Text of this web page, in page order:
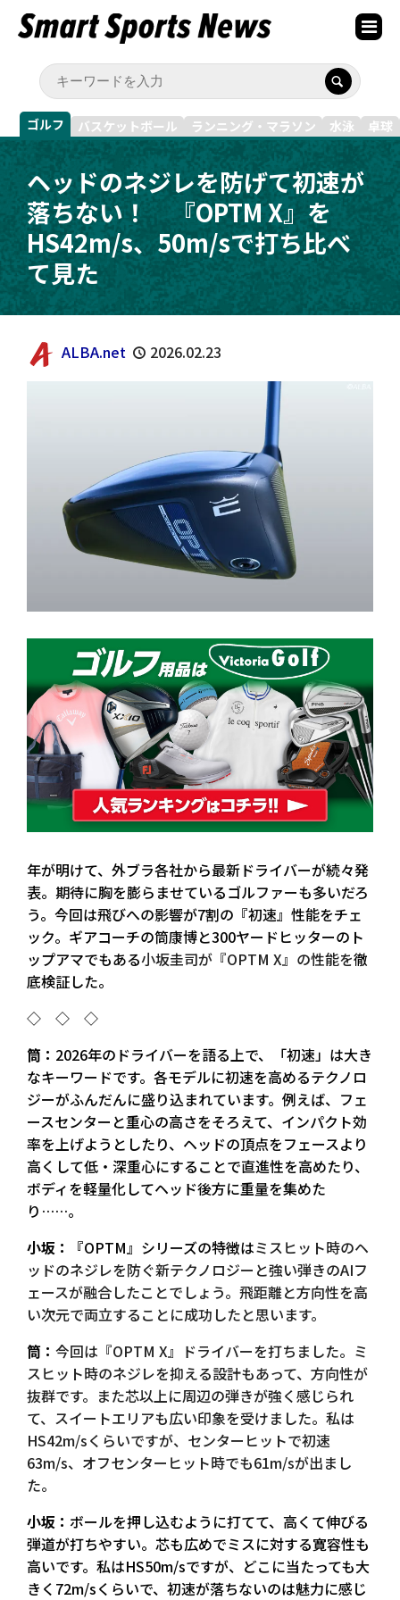
ゴルフ バスケットボール ランニング・マラソン 水泳 卓球
ヘッドのネジレを防げて初速が
落ちない！ 『OPTM X』を
HS42m/s、50m/sで打ち比べ
て見た
ALBA.net 2026.02.23
年が明けて、外ブラ各社から最新ドライバーが続々発
表。期待に胸を膨らませているゴルファーも多いだろ
う。今回は飛びへの影響が7割の『初速』性能をチェ
ック。ギアコーチの筒康博と300ヤードヒッターのト
ップアマでもある小坂圭司が『OPTM X』の性能を徹
底検証した。
◇ ◇ ◇
筒： 2026年のドライバーを語る上で、「初速」は大き
なキーワードです。各モデルに初速を高めるテクノロ
ジーがふんだんに盛り込まれています。例えば、フェ
ースセンターと重心の高さをそろえて、インパクト効
率を上げようとしたり、ヘッドの頂点をフェースより
高くして低・深重心にすることで直進性を高めたり、
ボディを軽量化してヘッド後方に重量を集めた
り……。
小坂：
『OPTM』シリーズの特徴はミスヒット時のヘ
ッドのネジレを防ぐ新テクノロジーと強い弾きのAIフ
ェースが融合したことでしょう。飛距離と方向性を高
い次元で両立することに成功したと思います。
筒： 今回は『OPTM X』ドライバーを打ちました。ミ
スヒット時のネジレを抑える設計もあって、方向性が
抜群です。また芯以上に周辺の弾きが強く感じられ
て、スイートエリアも広い印象を受けました。私は
HS42m/sくらいですが、センターヒットで初速
63m/s、オフセンターヒット時でも61m/sが出まし
た。
小坂： ボールを押し込むように打てて、高くて伸びる
弾道が打ちやすい。芯も広めでミスに対する寛容性も
高いです。私はHS50m/sですが、どこに当たっても大
きく72m/sくらいで、初速が落ちないのは魅力に感じ